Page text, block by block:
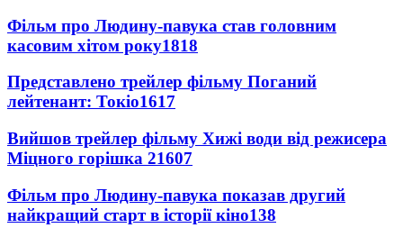
Фільм про Людину-павука став головним
касовим хітом року1818
Представлено трейлер фільму Поганий
лейтенант: Токіо1617
Вийшов трейлер фільму Хижі води від режисера
Міцного горішка 21607
Фільм про Людину-павука показав другий
найкращий старт в історії кіно138